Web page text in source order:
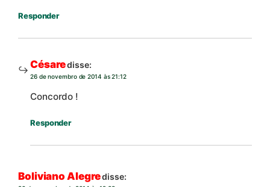
Responder
Césaredisse:
26 de novembro de 2014 às 21:12
Concordo !
Responder
Boliviano Alegredisse: